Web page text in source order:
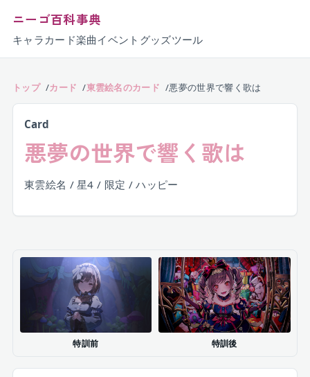
ニーゴ百科事典
キャラ カード楽曲イベント グッズツール
トップ カード 東雲絵名のカード 悪夢の世界で響く歌は
Card
悪夢の世界で響く歌は
東雲絵名 / 星4 / 限定 / ハッピー
特訓前 特訓後